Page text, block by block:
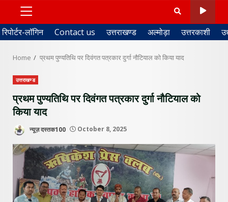
PRIMARY
MENU
रिपोर्टर-लॉगिन Contact us उत्तराखण्ड अल्मोड़ा उत्तरकाशी
Home प्रथम पुण्यतिथि पर दिवंगत पत्रकार दुर्गा नौटियाल को किया याद
उत्तराखण्ड
प्रथम पुण्यतिथि पर दिवंगत पत्रकार दुर्गा नौटियाल को
किया याद
न्यूज़ दस्तक100 October 8, 2025